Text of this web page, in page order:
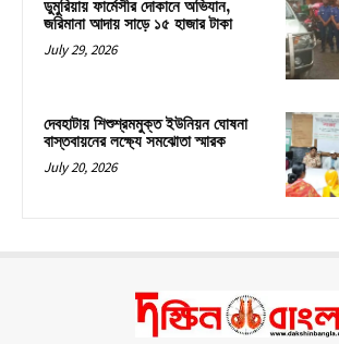
ডুমুরিয়ায় ফার্মেসীর দোকানে অভিযান,
জরিমানা আদায় সাড়ে ১৫ হাজার টাকা
July 29, 2026
দেবহাটায় শিশুশ্রমমুক্ত ইউনিয়ন ঘোষনা
বাস্তবায়নের লক্ষ্যে সমঝোতা স্মারক
July 20, 2026